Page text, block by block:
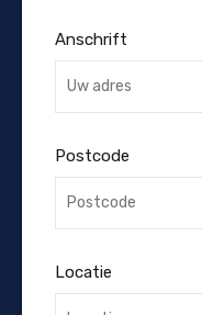
Anschrift
Postcode
Locatie